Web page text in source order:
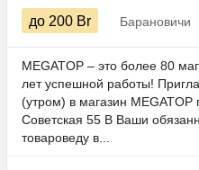
до 200 Br Барановичи
MEGATOP – это более 80
лет успешной работы!
(утром) в магазин MEGATOP
Советская 55 В Ваши
товароведу в...